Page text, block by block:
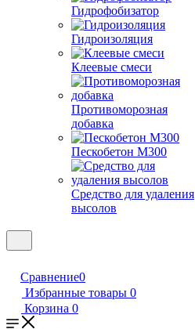
Гидрофобизатор
Гидроизоляция
Клеевые смеси
Противоморозная
добавка
Пескобетон М300
Средство для удаления
высолов
Сравнение0
Избранные товары 0
Корзина 0